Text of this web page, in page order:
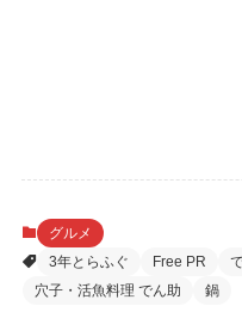
グルメ
3年とらふぐ
Free PR
穴子・活魚料理 でん助
鍋